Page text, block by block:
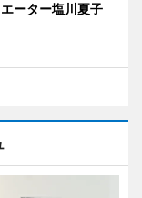
ーター塩川夏子